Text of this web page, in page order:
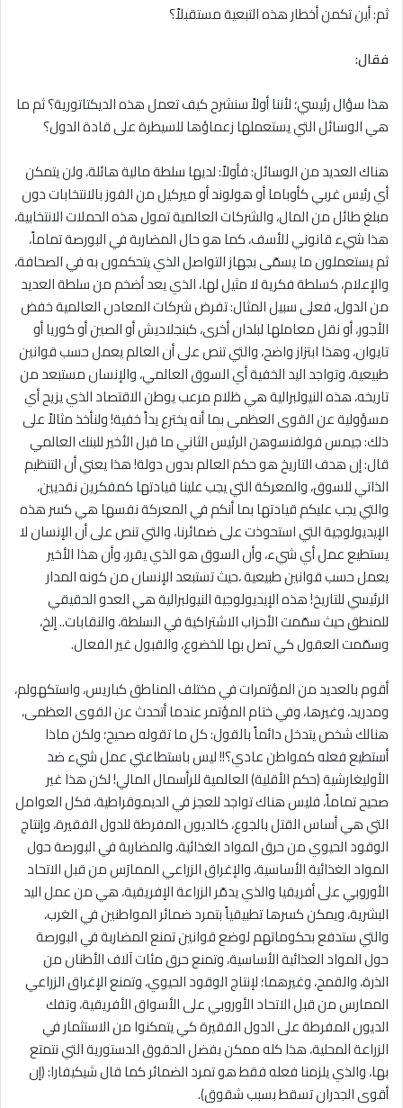
ثم: أين تكمن أخطار هذه التبعية مستقبلاً؟
فقال:
هذا سؤال رئيسي؛ لأننا أولاً سنشرح كيف تعمل هذه الديكتاتورية؟ ثم ما
هي الوسائل التي يستعملها زعماؤها للسيطرة على قادة الدول؟
هناك العديد من الوسائل: فأولاً: لديها سلطة مالية هائلة، ولن يتمكن
أي رئيس غربي كأوباما أو هولوند أو ميركيل من الفوز بالانتخابات دون
مبلغ طائل من المال، والشركات العالمية تمول هذه الحملات الانتخابية،
هذا شيء قانوني للأسف، كما هو حال المضاربة في البورصة تماماً،
ثم يستعملون ما يسمّى بجهاز التواصل الذي يتحكمون به في الصحافة،
والإعلام، كسلطة فكرية لا مثيل لها، الذي يعد أضخم من سلطة العديد
من الدول، فعلى سبيل المثال: تفرض شركات المعادن العالمية خفض
الأجور، أو نقل معاملها لبلدان أخرى، كبنجلاديش أو الصين أو كوريا أو
تايوان، وهذا ابتزاز واضح، والتي تنص على أن العالم يعمل حسب قوانين
طبيعية، وتواجد اليد الخفية أي السوق العالمي، والإنسان مستبعد من
تاريخه، هذه النيولبرالية هي ظلام مرعب يوطن الاقتصاد الذي يزيح أي
مسؤولية عن القوى العظمى بما أنه يخترع يداً خفية! ولنأخذ مثالاً على
ذلك: جيمس فولفنسوهن الرئيس الثاني ما قبل الأخير للبنك العالمي
قال: إن هدف التاريخ هو حكم العالم بدون دولة! هذا يعني أن التنظيم
الذاتي للسوق، والمعركة التي يجب علينا قيادتها كمفكرين نقديين،
والتي يجب عليكم قيادتها بما أنكم في المعركة نفسها هي كسر هذه
الإيديولوجية التي استحوذت على ضمائرنا، والتي تنص على أن الإنسان لا
يستطيع عمل أي شيء، وأن السوق هو الذي يقرر، وأن هذا الأخير
يعمل حسب قوانين طبيعية ،حيث تستبعد الإنسان من كونه المدار
الرئيسي للتاريخ! هذه الإيديولوجية النيولبرالية هي العدو الحقيقي
للمنطق حيث سمّمت الأحزاب الاشتراكية في السلطة، والنقابات.. إلخ،
وسمّمت العقول كي تصل بها للخضوع، والقبول غير الفعال.
أقوم بالعديد من المؤتمرات في مختلف المناطق كباريس، واستكهولم،
ومدريد، وغيرها، وفي ختام المؤتمر عندما أتحدث عن القوى العظمى،
هنالك شخص يتدخل دائماً بالقول: كل ما تقوله صحيح؛ ولكن ماذا
أستطيع فعله كمواطن عادي؟!! ليس باستطاعتي عمل شيء ضد
الأوليغارشية (حكم الأقلية) العالمية للرأسمال المالي! لكن هذا غير
صحيح تماماً، فليس هناك تواجد للعجز في الديموقراطية، فكل العوامل
التي هي أساس القتل بالجوع، كالديون المفرطة للدول الفقيرة، وإنتاج
الوقود الحيوي من حرق المواد الغذائية، والمضاربة في البورصة حول
المواد الغذائية الأساسية، والإغراق الزراعي الممارَس من قبل الاتحاد
الأوروبي على أفريقيا والذي يدمّر الزراعة الإفريقية، هي من عمل اليد
البشرية، ويمكن كسرها تطبيقياً بتمرد ضمائر المواطنين في الغرب،
والتي ستدفع بحكوماتهم لوضع قوانين تمنع المضاربة في البورصة
حول المواد العذائية الأساسية، وتمنع حرق مئات آلاف الأطنان من
الذرة، والقمح، وغيرهما؛ لإنتاج الوقود الحيوي، وتمنع الإغراق الزراعي
الممارس من قبل الاتحاد الأوروبي على الأسواق الأفريقية، وتفك
الديون المفرطة على الدول الفقيرة كي يتمكنوا من الاستثمار في
الزراعة المحلية، هذا كله ممكن بفضل الحقوق الدستورية التي نتمتع
بها، والذي يلزمنا فعله فقط هو تمرد الضمائر كما قال شيكيفارا: (إن
أقوى الجدران تسقط بسبب شقوق).